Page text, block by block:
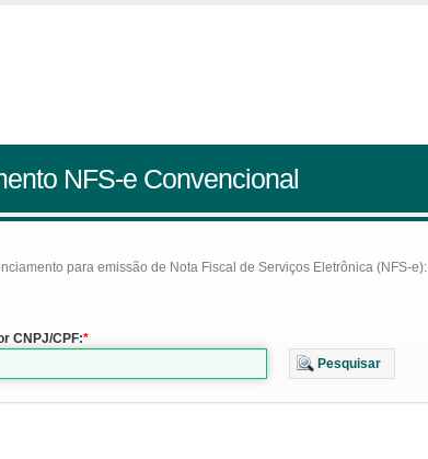
NFS-e Convencional
para emissão de Nota Fiscal de Serviços Eletrônica (NFS-
CNPJ/CPF:
Pesquisar